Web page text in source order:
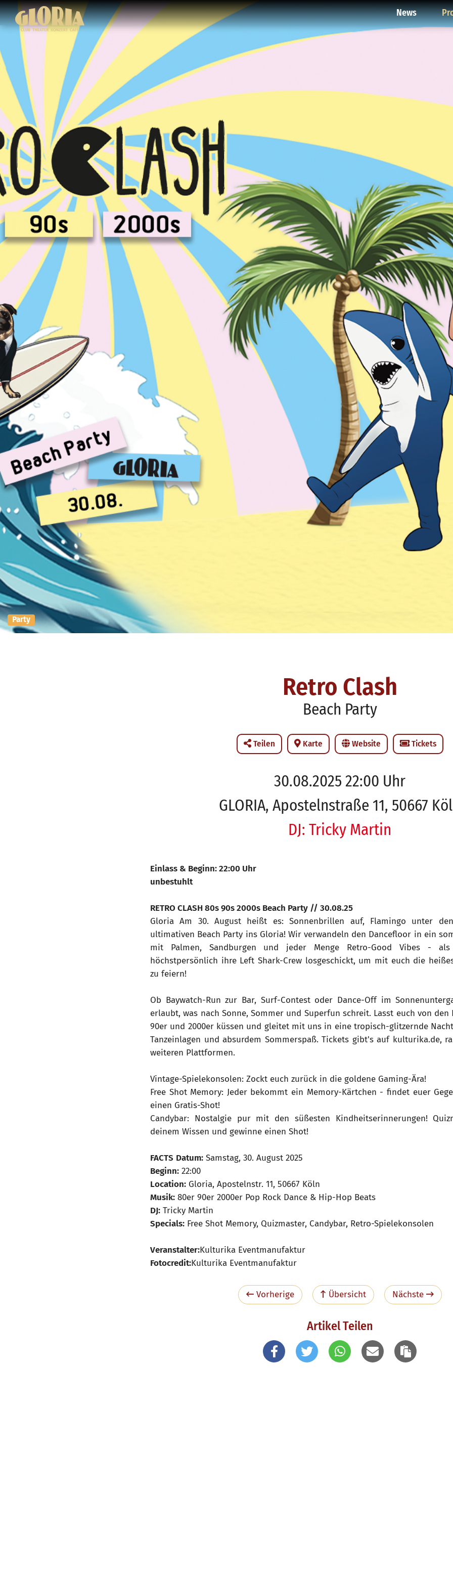
News
Party
Retro Clash
Beach Party
Teilen Karte Website Tickets
30.08.2025 22:00 Uhr
GLORIA, Apostelnstraße 11, 50667
DJ: Tricky Martin
Einlass & Beginn: 22:00 Uhr
unbestuhlt
RETRO CLASH 80s 90s 2000s Beach Party // 30.08.25
Gloria Am 30. August heißt es: Sonnenbrillen auf, Flamingo unter
ultimativen Beach Party ins Gloria! Wir verwandeln den Dancefloor in ein
mit Palmen, Sandburgen und jeder Menge Retro-Good Vibes -
höchstpersönlich ihre Left Shark-Crew losgeschickt, um mit euch die
zu feiern!
Ob Baywatch-Run zur Bar, Surf-Contest oder Dance-Off im
erlaubt, was nach Sonne, Sommer und Superfun schreit. Lasst euch von den
90er und 2000er küssen und gleitet mit uns in eine tropisch-glitzernde
Tanzeinlagen und absurdem Sommerspaß. Tickets gibt's auf kulturika.de,
weiteren Plattformen.
Vintage-Spielekonsolen: Zockt euch zurück in die goldene Gaming-Ära!
Free Shot Memory: Jeder bekommt ein Memory-Kärtchen - findet euer
einen Gratis-Shot!
Candybar: Nostalgie pur mit den süßesten Kindheitserinnerungen!
deinem Wissen und gewinne einen Shot!
FACTS Datum: Samstag, 30. August 2025
Beginn: 22:00
Location: Gloria, Apostelnstr. 11, 50667 Köln
Musik: 80er 90er 2000er Pop Rock Dance & Hip-Hop Beats
DJ: Tricky Martin
Specials: Free Shot Memory, Quizmaster, Candybar, Retro-Spielekonsolen
Veranstalter:Kulturika Eventmanufaktur
Fotocredit:Kulturika Eventmanufaktur
Vorherige Übersicht Nächste
Artikel Teilen